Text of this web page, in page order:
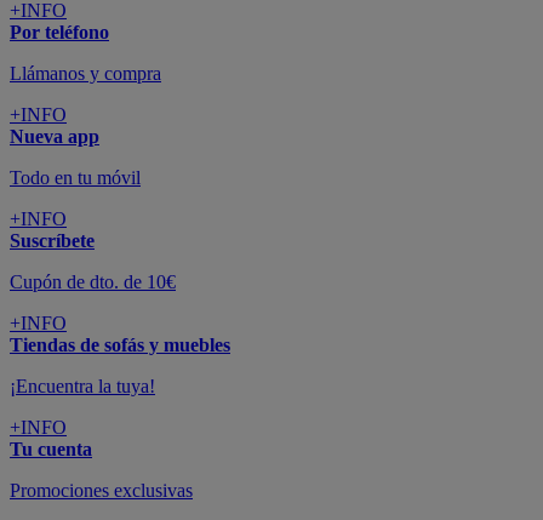
+INFO
Por teléfono
Llámanos y compra
+INFO
Nueva app
Todo en tu móvil
+INFO
Suscríbete
Cupón de dto. de 10€
+INFO
Tiendas de sofás y muebles
¡Encuentra la tuya!
+INFO
Tu cuenta
Promociones exclusivas